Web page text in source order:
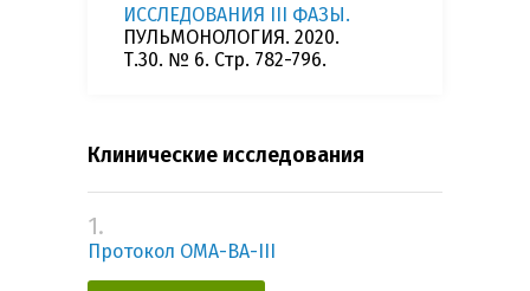
ИССЛЕДОВАНИЯ III ФАЗЫ.
ПУЛЬМОНОЛОГИЯ. 2020.
Т.30. № 6. Стр. 782-796.
Клинические исследования
1.
Протокол OMA-BA-III